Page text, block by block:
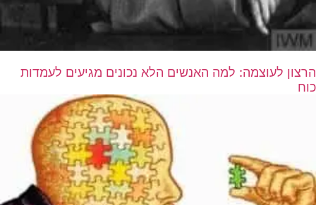
הרצון לעוצמה: למה האנשים הלא נכונים מגיעים לעמדות
כוח